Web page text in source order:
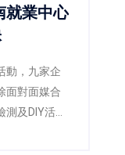
動，九家企
面對面媒合
測及DIY活